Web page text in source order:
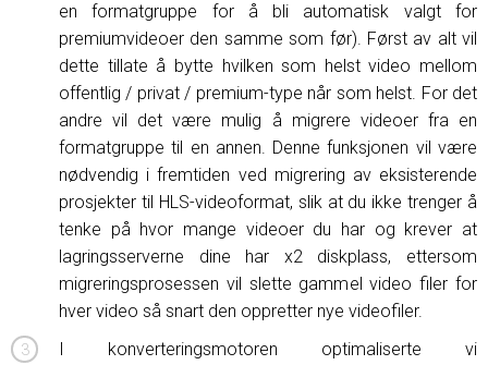
en formatgruppe for å bli automatisk valgt for
premiumvideoer den samme som før). Først av alt vil
dette tillate å bytte hvilken som helst video mellom
offentlig / privat / premium-type når som helst. For det
andre vil det være mulig å migrere videoer fra en
formatgruppe til en annen. Denne funksjonen vil være
nødvendig i fremtiden ved migrering av eksisterende
prosjekter til HLS-videoformat, slik at du ikke trenger å
tenke på hvor mange videoer du har og krever at
lagringsserverne dine har x2 diskplass, ettersom
migreringsprosessen vil slette gammel video filer for
hver video så snart den oppretter nye videofiler.
I konverteringsmotoren optimaliserte vi